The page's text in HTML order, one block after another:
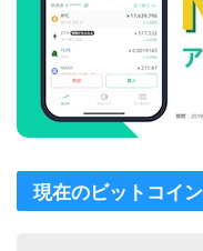
現在のビットコイ